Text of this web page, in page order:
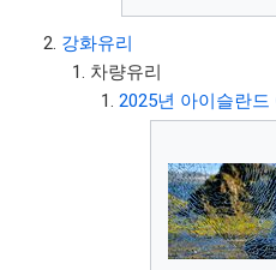
강화유리
차량유리
2025년 아이슬란드